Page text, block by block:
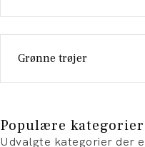
Grønne trøjer
Populære kategorier
Udvalgte kategorier der